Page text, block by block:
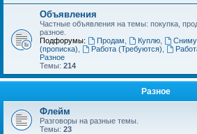
Объявления
Частные объявления на темы: покупка,
разное.
Подфорумы:
Продам Куплю, Сниму,
(прописка)
Работа (Требуются)
Разное
Темы: 214
Разное
Флейм
Разговоры на разные темы.
Темы: 23